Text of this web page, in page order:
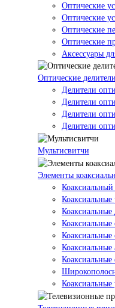
Оптические
Оптические
Оптические
Оптические
Аксессуары
Оптические
Делители
Делители
Делители
Делители
Мультисвитчи
Элементы
Коаксиальный
Коаксиальные
Коаксиальные
Коаксиальные
Коаксиальные